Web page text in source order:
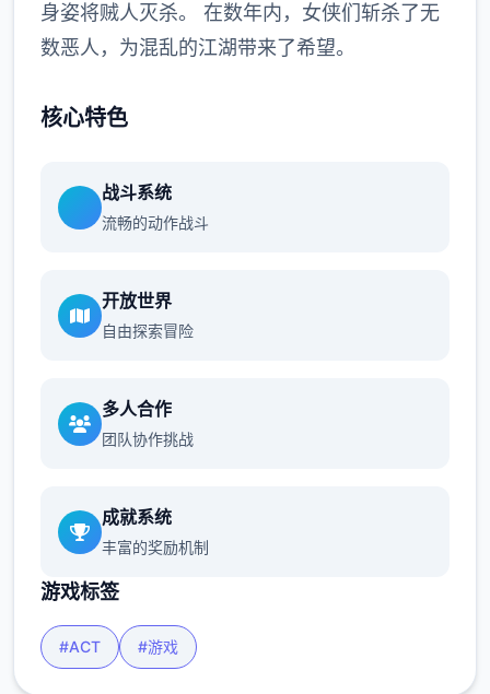
身姿将贼人灭杀。 在数年内，女侠们斩杀了无
数恶人，为混乱的江湖带来了希望。
核心特色
战斗系统
流畅的动作战斗
开放世界
自由探索冒险
多人合作
团队协作挑战
成就系统
丰富的奖励机制
游戏标签
#ACT #游戏